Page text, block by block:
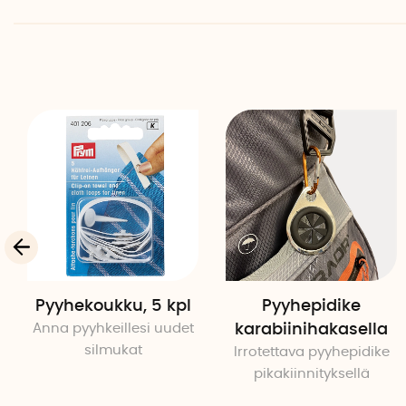
Pyyhekoukku, 5 kpl
Anna pyyhkeillesi uudet
silmukat
Pyyhepidike
karabiinihakasella
Irrotettava pyyhepidike
pikakiinnityksellä